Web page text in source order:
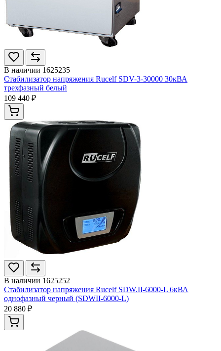
В наличии 1625235
Стабилизатор напряжения Rucelf SDV-3-30000 30кВА
трехфазный белый
109 440 ₽
В наличии 1625252
Стабилизатор напряжения Rucelf SDW.II-6000-L 6кВА
однофазный черный (SDWII-6000-L)
20 880 ₽